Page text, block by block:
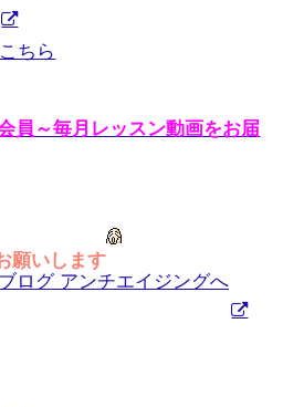
ちら
員～毎月レッスン動画をお届
願いします